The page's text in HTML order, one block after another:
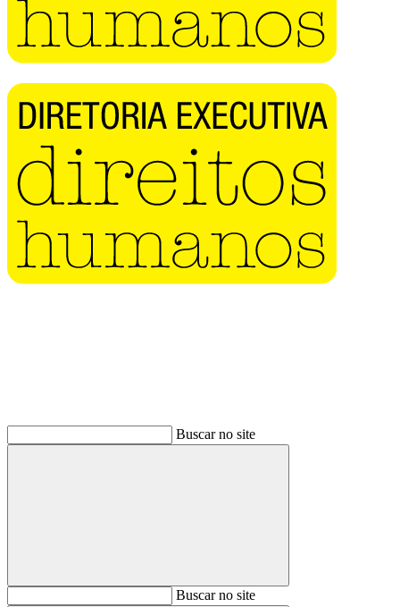
Buscar no site
BuscarBuscar no site